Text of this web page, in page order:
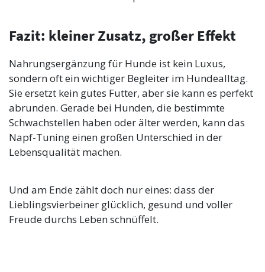
Fazit: kleiner Zusatz, großer Effekt
Nahrungsergänzung für Hunde ist kein Luxus,
sondern oft ein wichtiger Begleiter im Hundealltag.
Sie ersetzt kein gutes Futter, aber sie kann es perfekt
abrunden. Gerade bei Hunden, die bestimmte
Schwachstellen haben oder älter werden, kann das
Napf-Tuning einen großen Unterschied in der
Lebensqualität machen.
Und am Ende zählt doch nur eines: dass der
Lieblingsvierbeiner glücklich, gesund und voller
Freude durchs Leben schnüffelt.